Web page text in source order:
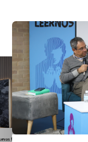
formas de narrar